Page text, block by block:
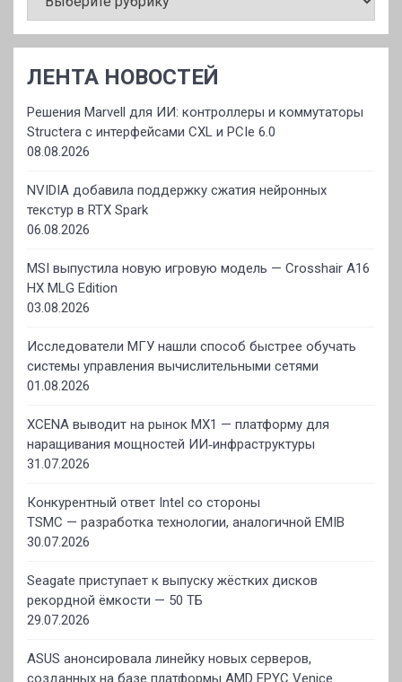
ЛЕНТА НОВОСТЕЙ
Решения Marvell для ИИ: контроллеры и коммутаторы
Structera с интерфейсами CXL и PCIe 6.0
08.08.2026
NVIDIA добавила поддержку сжатия нейронных
текстур в RTX Spark
06.08.2026
MSI выпустила новую игровую модель — Crosshair A16
HX MLG Edition
03.08.2026
Исследователи МГУ нашли способ быстрее обучать
системы управления вычислительными сетями
01.08.2026
XCENA выводит на рынок MX1 — платформу для
наращивания мощностей ИИ‑инфраструктуры
31.07.2026
Конкурентный ответ Intel со стороны
TSMC — разработка технологии, аналогичной EMIB
30.07.2026
Seagate приступает к выпуску жёстких дисков
рекордной ёмкости — 50 ТБ
29.07.2026
ASUS анонсировала линейку новых серверов,
созданных на базе платформы AMD EPYC Venice